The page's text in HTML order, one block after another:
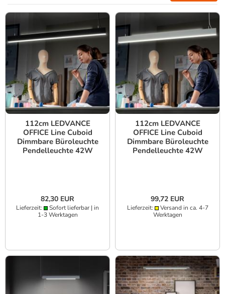
112cm LEDVANCE
OFFICE Line Cuboid
Dimmbare Büroleuchte
Pendelleuchte 42W
82,30 EUR
Lieferzeit:
Sofort lieferbar | in
1-3 Werktagen
112cm LEDVANCE
OFFICE Line Cuboid
Dimmbare Büroleuchte
Pendelleuchte 42W
99,72 EUR
Lieferzeit:
Versand in ca. 4-7
Werktagen